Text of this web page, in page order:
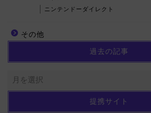
ニンテンドーダイレクト
その他
過去の記事
提携サイト